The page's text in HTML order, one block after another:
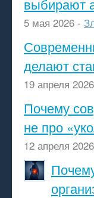
выбирают
5 мая 2026 -
делают
19 апреля
Почему
не про
12 апреля